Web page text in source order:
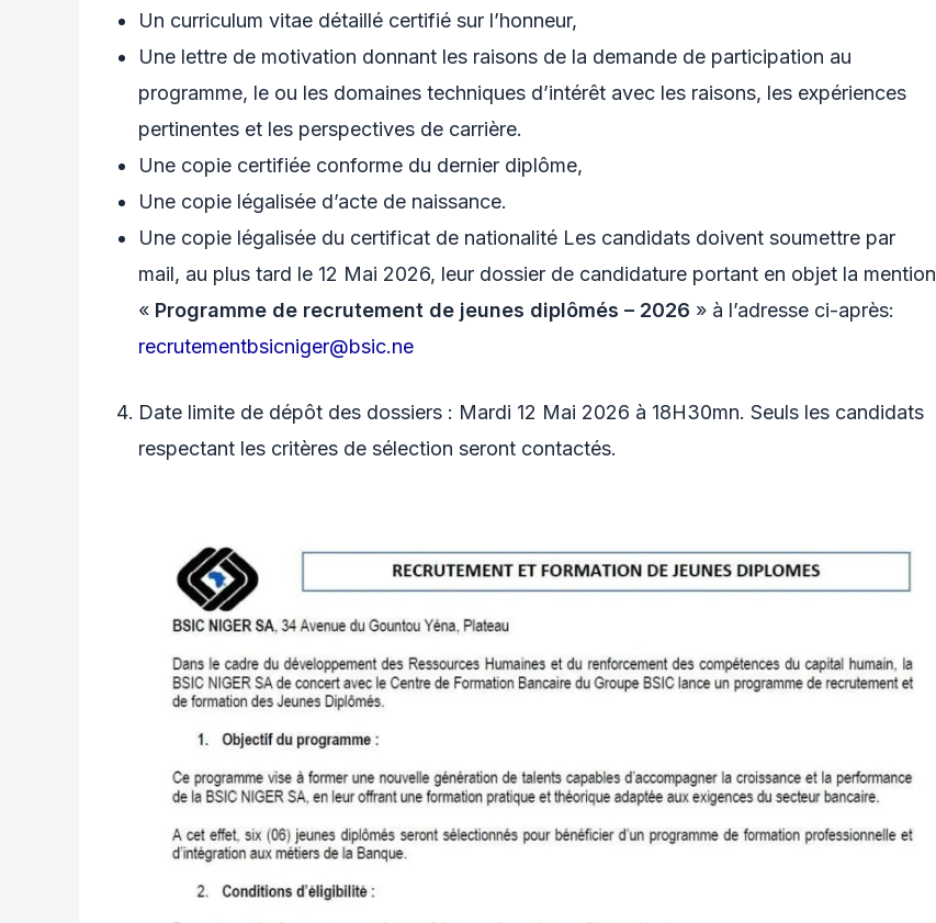
Un curriculum vitae détaillé certifié sur l’honneur,
Une lettre de motivation donnant les raisons de la demande de participation au
programme, le ou les domaines techniques d’intérêt avec les raisons, les expériences
pertinentes et les perspectives de carrière.
Une copie certifiée conforme du dernier diplôme,
Une copie légalisée d’acte de naissance.
Une copie légalisée du certificat de nationalité Les candidats doivent soumettre par
mail, au plus tard le 12 Mai 2026, leur dossier de candidature portant en objet la mention
« Programme de recrutement de jeunes diplômés – 2026 » à l’adresse ci-après:
recrutementbsicniger@bsic.ne
Date limite de dépôt des dossiers : Mardi 12 Mai 2026 à 18H30mn. Seuls les candidats
respectant les critères de sélection seront contactés.